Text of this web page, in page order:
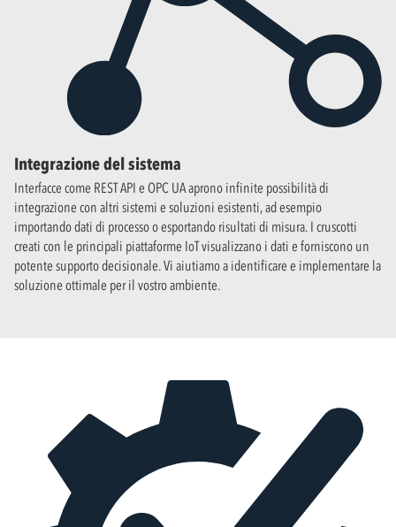
Integrazione del sistema
Interfacce come REST API e OPC UA aprono infinite possibilità di
integrazione con altri sistemi e soluzioni esistenti, ad esempio
importando dati di processo o esportando risultati di misura. I cruscotti
creati con le principali piattaforme IoT visualizzano i dati e forniscono un
potente supporto decisionale. Vi aiutiamo a identificare e implementare la
soluzione ottimale per il vostro ambiente.